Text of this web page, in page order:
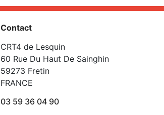
Contact
CRT4 de Lesquin
60 Rue Du Haut De Sainghin
59273 Fretin
FRANCE
03 59 36 04 90